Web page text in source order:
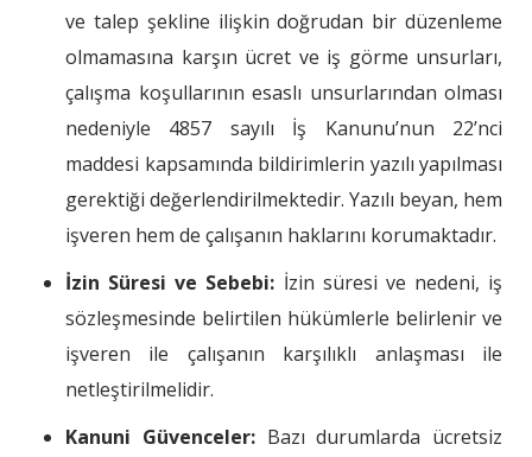
ve talep şekline ilişkin doğrudan bir düzenleme
olmamasına karşın ücret ve iş görme unsurları,
çalışma koşullarının esaslı unsurlarından olması
nedeniyle 4857 sayılı İş Kanunu’nun 22’nci
maddesi kapsamında bildirimlerin yazılı yapılması
gerektiği değerlendirilmektedir. Yazılı beyan, hem
işveren hem de çalışanın haklarını korumaktadır.
İzin Süresi ve Sebebi: İzin süresi ve nedeni, iş
sözleşmesinde belirtilen hükümlerle belirlenir ve
işveren ile çalışanın karşılıklı anlaşması ile
netleştirilmelidir.
Kanuni Güvenceler:Bazı durumlarda ücretsiz